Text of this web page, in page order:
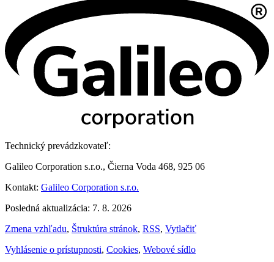
Technický prevádzkovateľ:
Galileo Corporation s.r.o., Čierna Voda 468, 925 06
Kontakt: Galileo Corporation s.r.o.
Posledná aktualizácia: 7. 8. 2026
Zmena vzhľadu, Štruktúra stránok, RSS, Vytlačiť
Vyhlásenie o prístupnosti, Cookies, Webové sídlo